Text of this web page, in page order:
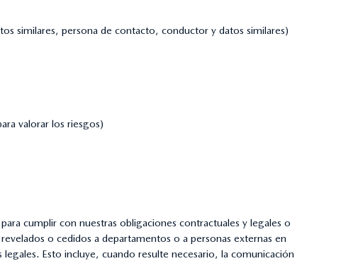
similares, persona de contacto, conductor y datos similares)
valorar los riesgos)
cumplir con nuestras obligaciones contractuales y legales o
o cedidos a departamentos o a personas externas en
Esto incluye, cuando resulte necesario, la comunicación